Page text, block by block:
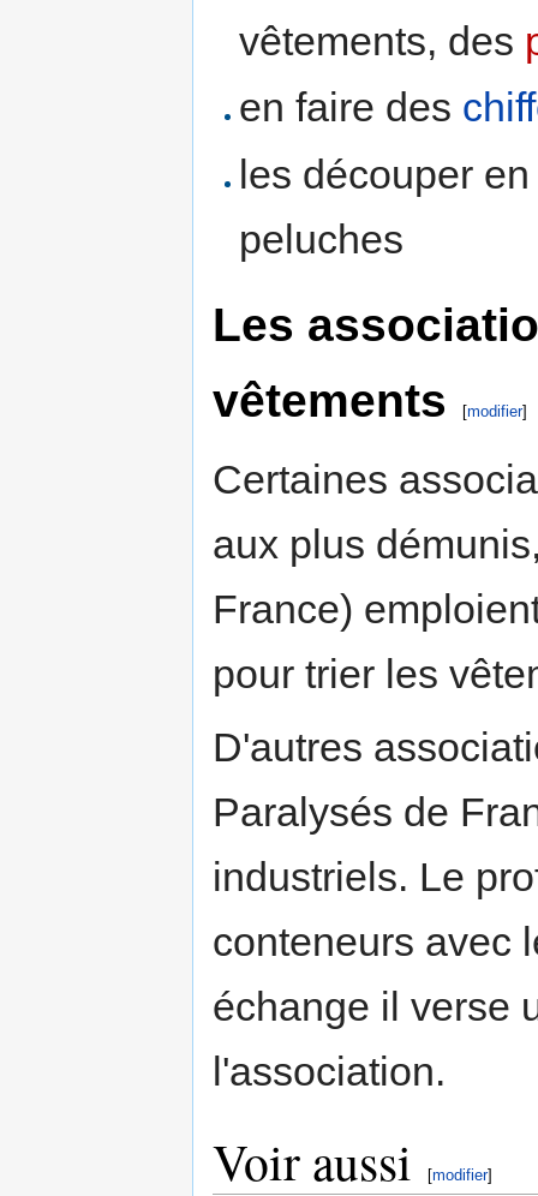
vêtements, des
en faire des
les découper
peluches
Les
vêtements
[modifier]
Certaines
aux plus
France)
pour trier les
D'autres
Paralysés de
industriels. Le
conteneurs avec
échange il verse
l'association.
Voir aussi [modifier]